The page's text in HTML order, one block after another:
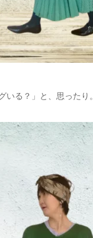
る？」と、思ったり。